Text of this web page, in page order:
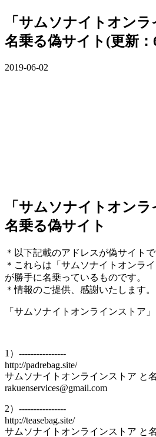
「サムソナイトオン
名乗る偽サイト(更新：
2019-06-02
「サムソナイトオン
名乗る偽サイト
＊以下記載のアドレスが偽サイトで
＊これらは「サムソナイトオンラ
が勝手に名乗っているものです。
＊情報のご提供、感謝いたします。
「サムソナイトオンラインストア
1）----------------
http://padrebag.site/
サムソナイトオンラインストア と
rakuenservices@gmail.com
2）----------------
http://teasebag.site/
サムソナイトオンラインストア と